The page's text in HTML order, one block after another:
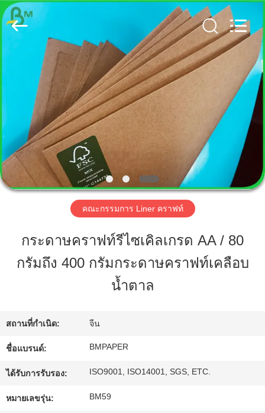
สินค้า
เกี่ยว
กับ
ทัวร์
ควบคุม
คุณภาพ
ติดต่อ
2019
2026
GUANGZHOU
BMPAPER
คณะกรรมการ Liner คราฟท์
กระดาษคราฟท์รีไซเคิลเกรด AA / 80
กรัมถึง 400 กรัมกระดาษคราฟท์เคลือบ
น้ำตาล
สถานที่กำเนิด: จีน
ชื่อแบรนด์: BMPAPER
ได้รับการรับรอง: ISO9001, ISO14001, SGS, ETC.
หมายเลขรุ่น: BM59